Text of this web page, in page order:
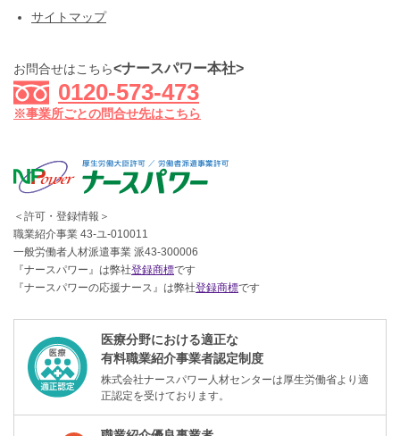
サイトマップ
お問合せはこちら<ナースパワー本社>
0120-573-473
※事業所ごとの問合せ先はこちら
＜許可・登録情報＞
職業紹介事業 43-ユ-010011
一般労働者人材派遣事業 派43-300006
『ナースパワー』は弊社登録商標です
『ナースパワーの応援ナース』は弊社登録商標です
医療分野における適正な
有料職業紹介事業者認定制度
株式会社ナースパワー人材センターは厚生労働省より適
正認定を受けております。